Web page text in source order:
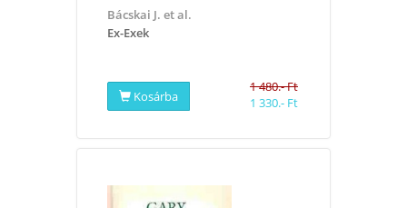
Bácskai J. et al.
Ex-Exek
Kosárba
1 480.- Ft
1 330.- Ft